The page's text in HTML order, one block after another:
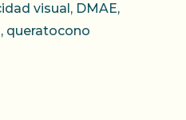
visual , DMAE,
, queratocono